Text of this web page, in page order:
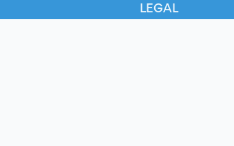
LEGAL